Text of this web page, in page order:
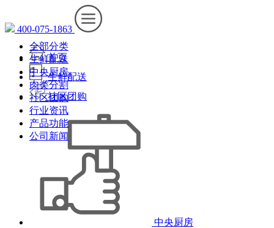
400-075-1863
首页
生鲜配送
社区团购
中央厨房
全部分类
生鲜配送
中央厨房
肉类分割
社区团购
行业资讯
产品功能
公司新闻